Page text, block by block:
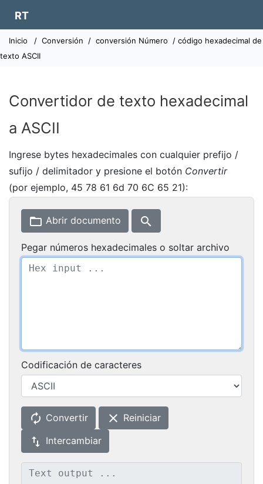
RT
Inicio / Conversión / conversión Número
/ código hexadecimal de
texto ASCII
Convertidor de texto hexadecimal
a ASCII
Ingrese bytes hexadecimales con cualquier prefijo /
sufijo / delimitador y presione el botón Convertir
(por ejemplo, 45 78 61 6d 70 6C 65 21):
folder_open Abrir documento search
Pegar números hexadecimales o soltar archivo
Codificación de caracteres
autorenew Convertir clear Reiniciar
swap_vert Intercambiar